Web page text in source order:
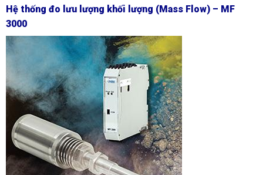
Hệ thống đo lưu lượng khối lượng (Mass Flow) – MF
3000